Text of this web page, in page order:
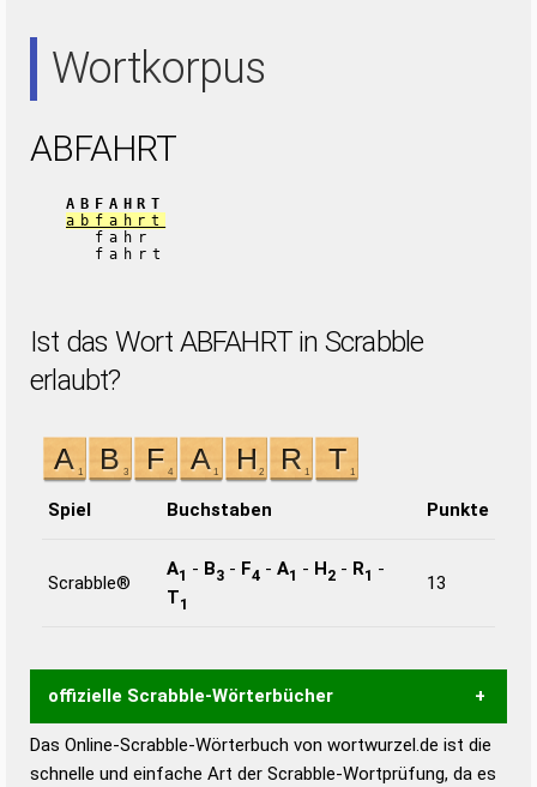
Wortkorpus
ABFAHRT
ABFAHRT
abfahrt
fahr
fahrt
Ist das Wort ABFAHRT in Scrabble
erlaubt?
Spiel Buchstaben Punkte
Scrabble®
A1 - B3 - F4 - A1 - H2 - R1 -
T1
13
offizielle Scrabble-Wörterbücher
Wortwurzel liefert mit Hilfe eines semantischen
Das Online-Scrabble-Wörterbuch von wortwurzel.de ist die
schnelle und einfache Art der Scrabble-Wortprüfung, da es